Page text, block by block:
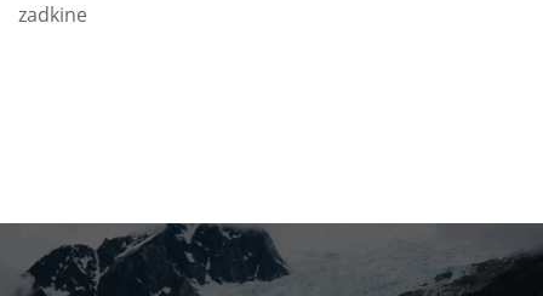
zadkine